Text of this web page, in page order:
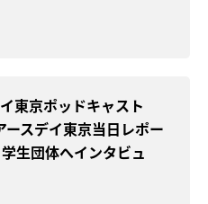
東京ポッドキャスト
ースデイ東京当日レポー
生団体へインタビュ